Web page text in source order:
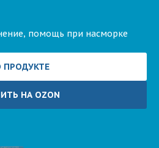
помощь при насморке
ПРОДУКТЕ
НА OZON